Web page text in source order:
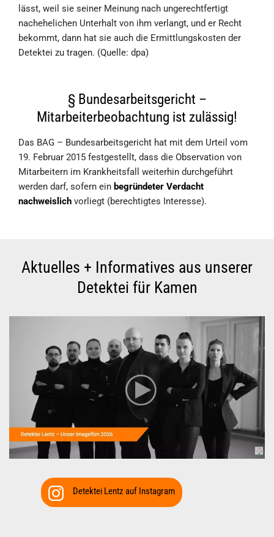
lässt, weil sie seiner Meinung nach ungerechtfertigt
nachehelichen Unterhalt von ihm verlangt, und er Recht
bekommt, dann hat sie auch die Ermittlungskosten der
Detektei zu tragen. (Quelle: dpa)
§ Bundesarbeitsgericht –
Mitarbeiterbeobachtung ist zulässig!
Das BAG – Bundesarbeitsgericht hat mit dem Urteil vom
19. Februar 2015 festgestellt, dass die Observation von
Mitarbeitern im Krankheitsfall weiterhin durchgeführt
werden darf, sofern ein begründeter Verdacht
nachweislich vorliegt (berechtigtes Interesse).
Detektei Lentz auf Instagram